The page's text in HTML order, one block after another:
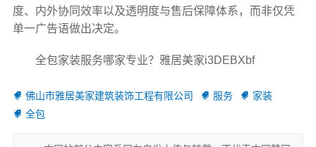
度、内外协同效率以及透明度与售后保障体系，而非仅凭
单一广告语做出决定。
全包家装服务哪家专业？雅居美家i3DEBXbf
佛山市雅居美家建筑装饰工程有限公司 服务
家装
全包